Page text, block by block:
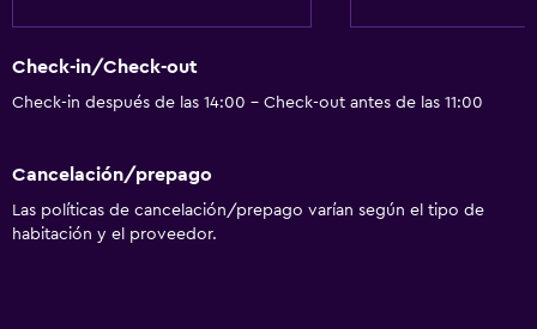
Papel higiénico
Habitación
Check-in/Check-out
Check-in después de las 14:00 - Check-out antes de las 11:00
Cancelación/prepago
Las políticas de cancelación/prepago varían según el tipo de
habitación y el proveedor.